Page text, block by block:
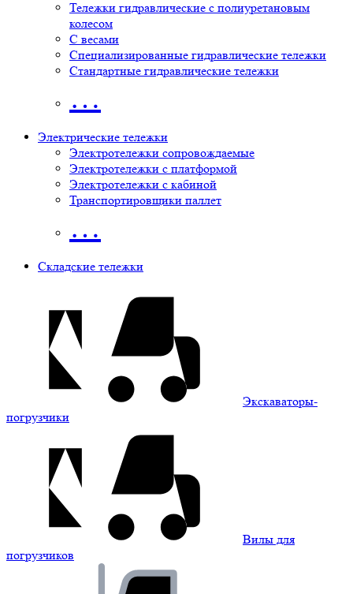
Тележки гидравлические с полиуретановым
колесом
С весами
Специализированные гидравлические тележки
Стандартные гидравлические тележки
…
Электрические тележки
Электротележки сопровождаемые
Электротележки с платформой
Электротележки с кабиной
Транспортировщики паллет
…
Складские тележки
Экскаваторы-
погрузчики
Вилы для
погрузчиков